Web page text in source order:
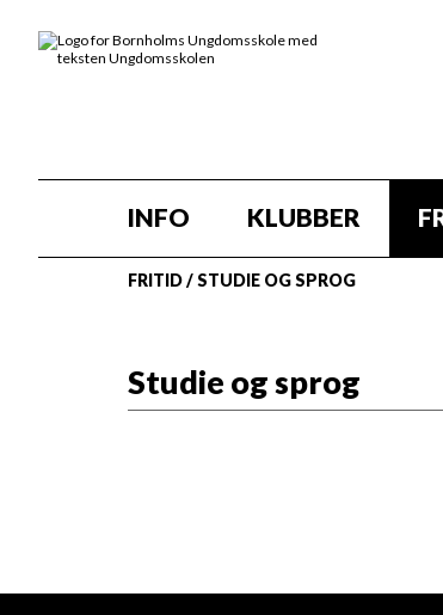
INFO KLUBBER
FRITID/STUDIE OG SPROG
Studie og sprog